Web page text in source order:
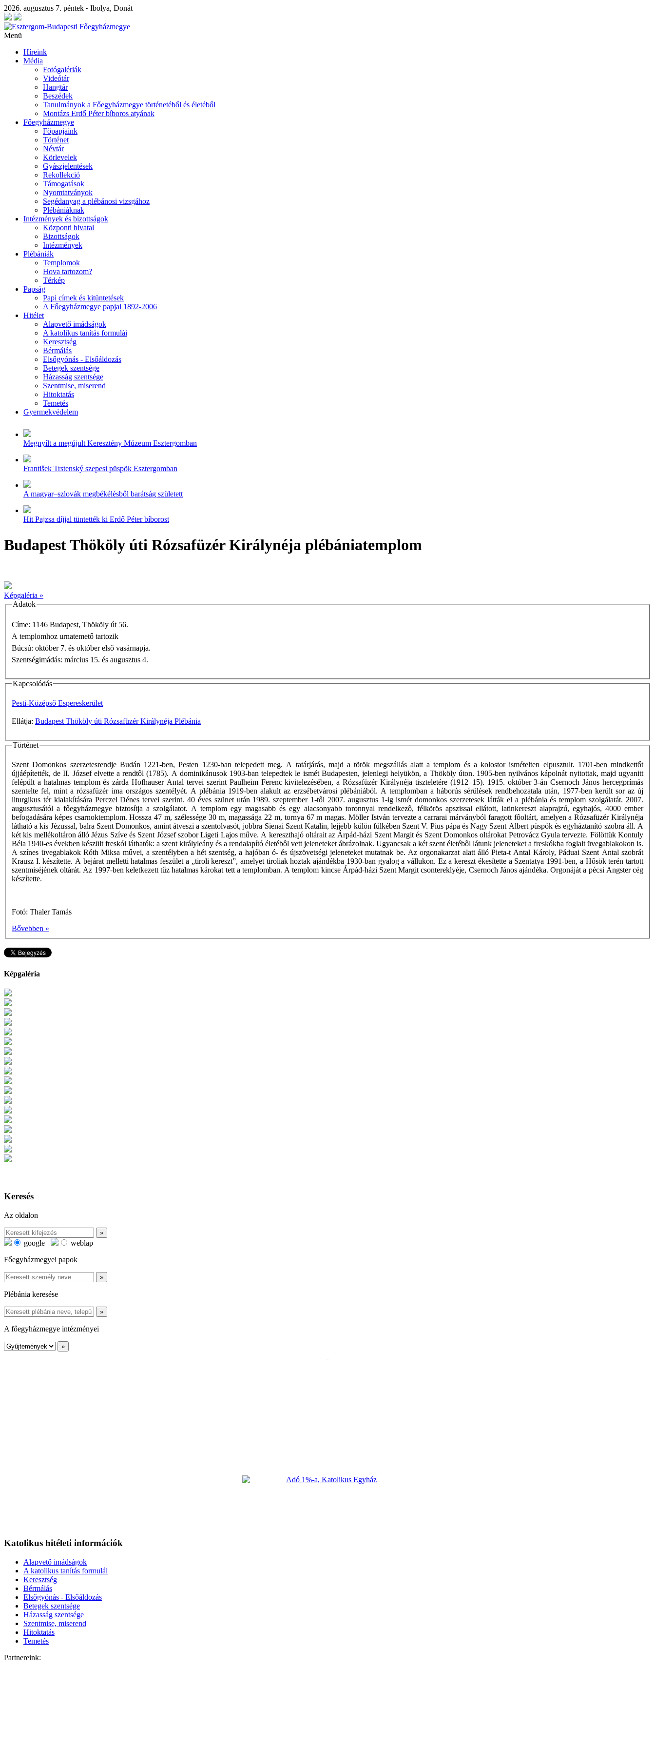
2026. augusztus 7. péntek • Ibolya, Donát
Menü
Híreink
Média
Fotógalériák
Videótár
Hangtár
Beszédek
Tanulmányok a Főegyházmegye történetéből és életéből
Montázs Erdő Péter bíboros atyának
Főegyházmegye
Főpapjaink
Történet
Névtár
Körlevelek
Gyászjelentések
Rekollekció
Támogatások
Nyomtatványok
Segédanyag a plébánosi vizsgához
Plébániáknak
Intézmények és bizottságok
Központi hivatal
Bizottságok
Intézmények
Plébániák
Templomok
Hova tartozom?
Térkép
Papság
Papi címek és kitüntetések
A Főegyházmegye papjai 1892-2006
Hitélet
Alapvető imádságok
A katolikus tanítás formulái
Keresztség
Bérmálás
Elsőgyónás - Elsőáldozás
Betegek szentsége
Házasság szentsége
Szentmise, miserend
Hitoktatás
Temetés
Gyermekvédelem
Megnyílt a megújult Keresztény Múzeum Esztergomban
František Trstenský szepesi püspök Esztergomban
A magyar–szlovák megbékélésből barátság született
Hit Pajzsa díjjal tüntették ki Erdő Péter bíborost
Budapest Thököly úti Rózsafüzér Királynéja plébániatemplom
Képgaléria »
Adatok
Címe: 1146 Budapest, Thököly út 56.
A templomhoz urnatemető tartozik
Búcsú: október 7. és október első vasárnapja.
Szentségimádás: március 15. és augusztus 4.
Kapcsolódás
Pesti-Középső Espereskerület
Ellátja: Budapest Thököly úti Rózsafüzér Királynéja Plébánia
Történet
Szent Domonkos szerzetesrendje Budán 1221-ben, Pesten 1230-ban telepedett meg. A tatárjárás, majd a török megszállás alatt a templom és a kolostor ismételten elpusztult. 1701-ben mindkettőt
újjáépítették, de II. József elvette a rendtôl (1785). A dominikánusok 1903-ban telepedtek le ismét Budapesten, jelenlegi helyükön, a Thököly úton. 1905-ben nyilvános kápolnát nyitottak, majd ugyanitt
felépült a hatalmas templom és zárda Hofhauser Antal tervei szerint Paulheim Ferenc kivitelezésében, a Rózsafüzér Királynéja tiszteletére (1912–15). 1915. október 3-án Csernoch János hercegprímás
szentelte fel, mint a rózsafüzér ima országos szentélyét. A plébánia 1919-ben alakult az erzsébetvárosi plébániából. A templomban a háborús sérülések rendbehozatala után, 1977-ben került sor az új
liturgikus tér kialakítására Perczel Dénes tervei szerint. 40 éves szünet után 1989. szeptember 1-től 2007. augusztus 1-ig ismét domonkos szerzetesek látták el a plébánia és templom szolgálatát. 2007.
augusztusától a főegyházmegye biztosítja a szolgálatot. A templom egy magasabb és egy alacsonyabb toronnyal rendelkezô, félkörös apszissal ellátott, latinkereszt alaprajzú, egyhajós, 4000 ember
befogadására képes csarnoktemplom. Hossza 47 m, szélessége 30 m, magassága 22 m, tornya 67 m magas. Möller István tervezte a carrarai márványból faragott fôoltárt, amelyen a Rózsafüzér Királynéja
látható a kis Jézussal, balra Szent Domonkos, amint átveszi a szentolvasót, jobbra Sienai Szent Katalin, lejjebb külön fülkében Szent V. Pius pápa és Nagy Szent Albert püspök és egyháztanító szobra áll. A
két kis mellékoltáron álló Jézus Szíve és Szent József szobor Ligeti Lajos műve. A kereszthajó oltárait az Árpád-házi Szent Margit és Szent Domonkos oltárokat Petrovácz Gyula tervezte. Fölöttük Kontuly
Béla 1940-es években készült freskói láthatók: a szent királyleány és a rendalapító életébôl vett jeleneteket ábrázolnak. Ugyancsak a két szent életébôl látunk jeleneteket a freskókba foglalt üvegablakokon is.
A színes üvegablakok Róth Miksa művei, a szentélyben a hét szentség, a hajóban ó- és újszövetségi jeleneteket mutatnak be. Az orgonakarzat alatt álló Pieta-t Antal Károly, Páduai Szent Antal szobrát
Krausz I. készítette. A bejárat melletti hatalmas feszület a „tiroli kereszt”, amelyet tiroliak hoztak ajándékba 1930-ban gyalog a vállukon. Ez a kereszt ékesítette a Szentatya 1991-ben, a Hôsök terén tartott
szentmiséjének oltárát. Az 1997-ben keletkezett tűz hatalmas károkat tett a templomban. A templom kincse Árpád-házi Szent Margit csontereklyéje, Csernoch János ajándéka. Orgonáját a pécsi Angster cég
készítette.
Fotó: Thaler Tamás
Bővebben »
Képgaléria
Keresés
Az oldalon
google
weblap
Főegyházmegyei papok
Plébánia keresése
A főegyházmegye intézményei
Katolikus hitéleti információk
Alapvető imádságok
A katolikus tanítás formulái
Keresztség
Bérmálás
Elsőgyónás - Elsőáldozás
Betegek szentsége
Házasság szentsége
Szentmise, miserend
Hitoktatás
Temetés
Partnereink: